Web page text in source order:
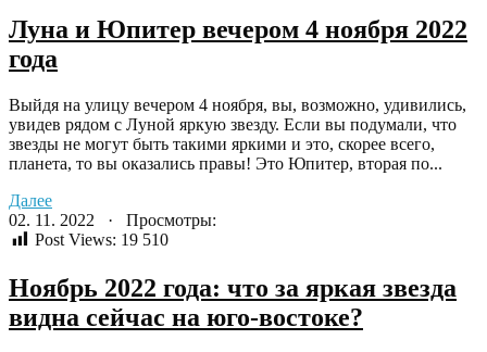
Луна и Юпитер вечером 4 ноября 2022
года
Выйдя на улицу вечером 4 ноября, вы, возможно, удивились,
увидев рядом с Луной яркую звезду. Если вы подумали, что
звезды не могут быть такими яркими и это, скорее всего,
планета, то вы оказались правы! Это Юпитер, вторая по...
Далее
02. 11. 2022 · Просмотры:
Post Views: 19 510
Ноябрь 2022 года: что за яркая звезда
видна сейчас на юго-востоке?